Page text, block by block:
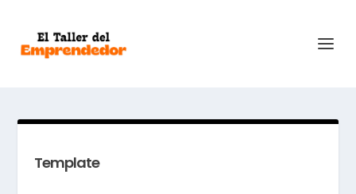
Template